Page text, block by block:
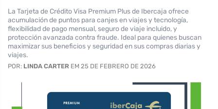
La Tarjeta de Crédito Visa Premium Plus de Ibercaja ofrece
acumulación de puntos para canjes en viajes y tecnología,
flexibilidad de pago mensual, seguro de viaje incluido, y
protección avanzada contra fraude. Ideal para quienes buscan
maximizar sus beneficios y seguridad en sus compras diarias y
viajes.
POR: LINDA CARTER EM 25 DE FEBRERO DE 2026